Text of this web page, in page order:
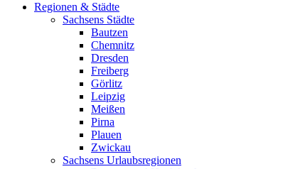
Regionen & Städte
Sachsens Städte
Bautzen
Chemnitz
Dresden
Freiberg
Görlitz
Leipzig
Meißen
Pirna
Plauen
Zwickau
Sachsens Urlaubsregionen